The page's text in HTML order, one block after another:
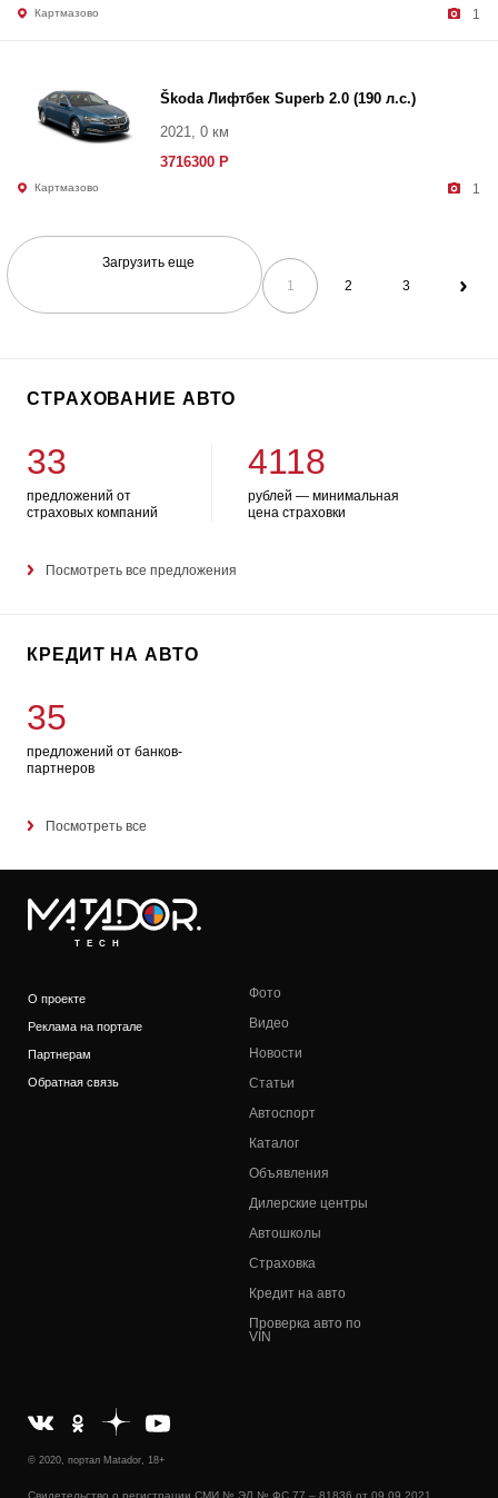
1
Картмазово
1
Škoda Лифтбек Superb 2.0 (190 л.с.)
2021, 0 км
3716300 Р
Картмазово
Загрузить еще
1
2 3
СТРАХОВАНИЕ АВТО
33
предложений от
страховых компаний
4118
рублей — минимальная
цена страховки
Посмотреть все предложения
КРЕДИТ НА АВТО
35
предложений от банков-
партнеров
Посмотреть все
TECH
О проекте
Реклама на портале
Партнерам
Обратная связь
Фото
Видео
Новости
Статьи
Автоспорт
Каталог
Объявления
Дилерские центры
Автошколы
Страховка
Кредит на авто
Проверка авто по
VIN
© 2020, портал Matador, 18+
Свидетельство о регистрации СМИ № ЭЛ № ФС 77 – 81836 от 09.09.2021